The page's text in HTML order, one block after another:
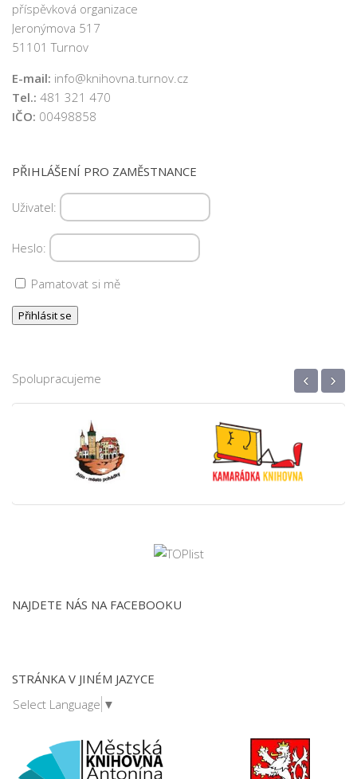
příspěvková organizace
Jeronýmova 517
51101 Turnov
E-mail: info@knihovna.turnov.cz
Tel.: 481 321 470
IČO: 00498858
PŘIHLÁŠENÍ PRO ZAMĚSTNANCE
Uživatel:
Heslo:
Pamatovat si mě
Spolupracujeme ‹ ›
NAJDETE NÁS NA FACEBOOKU
STRÁNKA V JINÉM JAZYCE
Select Language ▼